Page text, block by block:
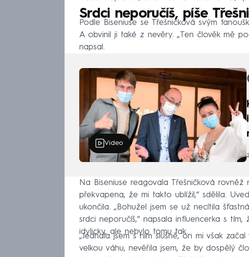
Srdci neporučíš, píše
Podle Biseniuse se Třešničková svým
A obvinil ji také z nevěry. „Ten člověk mě
napsal.
Video
Na Biseniuse reagovala Třešničková
překvapena, že mi takto ublížil,“ sdělila.
ukončila. „Bohužel jsem se už necítila
srdci neporučíš,“ napsala influencerka s
idylicky, ale nebylo tomu tak.
„Jednala jsem s ním slušně, on mi však
velkou váhu, nevěřila jsem, že by dospělý